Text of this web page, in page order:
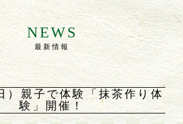
NEWS
最新情報
）親子で体験「抹茶作り体
験」開催！